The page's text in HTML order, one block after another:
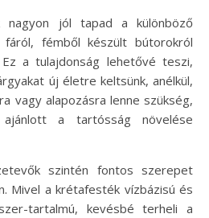
nagyon jól tapad a különböző
fémből készült bútorokról
a tulajdonság lehetővé teszi,
új életre keltsünk, anélkül,
vagy alapozásra lenne szükség,
a tartósság növelése
szintén fontos szerepet
Mivel a krétafesték vízbázisú és
tartalmú, kevésbé terheli a